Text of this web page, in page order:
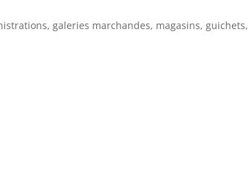
galeries marchandes, magasins, guichets,